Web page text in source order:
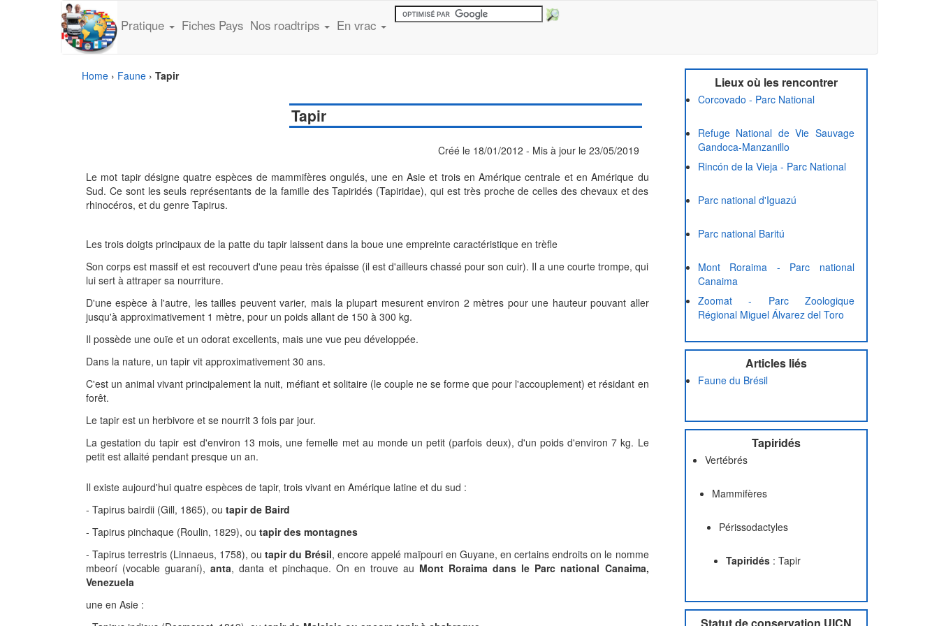
Pratique Fiches Pays Nos roadtrips En vrac
Home › Faune › Tapir
Tapir
Créé le 18/01/2012 - Mis à jour le 23/05/2019
Le mot tapir désigne quatre espèces de mammifères ongulés, une en Asie et trois en Amérique centrale et en Amérique du
Sud. Ce sont les seuls représentants de la famille des Tapiridés (Tapiridae), qui est très proche de celles des chevaux et des
rhinocéros, et du genre Tapirus.
Les trois doigts principaux de la patte du tapir laissent dans la boue une empreinte caractéristique en trèfle
Son corps est massif et est recouvert d'une peau très épaisse (il est d'ailleurs chassé pour son cuir). Il a une courte trompe, qui
lui sert à attraper sa nourriture.
D'une espèce à l'autre, les tailles peuvent varier, mais la plupart mesurent environ 2 mètres pour une hauteur pouvant aller
jusqu'à approximativement 1 mètre, pour un poids allant de 150 à 300 kg.
Il possède une ouïe et un odorat excellents, mais une vue peu développée.
Dans la nature, un tapir vit approximativement 30 ans.
C'est un animal vivant principalement la nuit, méfiant et solitaire (le couple ne se forme que pour l'accouplement) et résidant en
forêt.
Le tapir est un herbivore et se nourrit 3 fois par jour.
La gestation du tapir est d'environ 13 mois, une femelle met au monde un petit (parfois deux), d'un poids d'environ 7 kg. Le
petit est allaité pendant presque un an.
Il existe aujourd'hui quatre espèces de tapir, trois vivant en Amérique latine et du sud :
- Tapirus bairdii (Gill, 1865), ou tapir de Baird
- Tapirus pinchaque (Roulin, 1829), ou tapir des montagnes
- Tapirus terrestris (Linnaeus, 1758), outapir du Brésil, encore appelé maïpouri en Guyane, en certains endroits on le nomme
mbeorí (vocable guaraní),anta, danta et pinchaque. On en trouve au Mont Roraima dans le Parc national Canaima,
Venezuela
une en Asie :
Lieux où les rencontrer
Corcovado - Parc National
Refuge National de Vie Sauvage
Gandoca-Manzanillo
Rincón de la Vieja - Parc National
Parc national d'Iguazú
Parc national Baritú
Mont Roraima - Parc national
Canaima
Zoomat - Parc Zoologique
Régional Miguel Álvarez del Toro
Articles liés
Faune du Brésil
Tapiridés
Vertébrés
Mammifères
Périssodactyles
Tapiridés: Tapir